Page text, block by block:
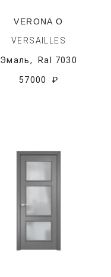
VERONA O
VERSAILLES
Эмаль, Ral 7030
57000 ₽